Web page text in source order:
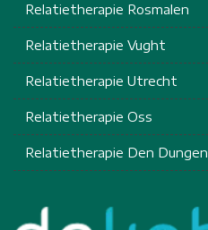
Relatietherapie Rosmalen
Relatietherapie Vught
Relatietherapie Utrecht
Relatietherapie Oss
Relatietherapie Den Dungen